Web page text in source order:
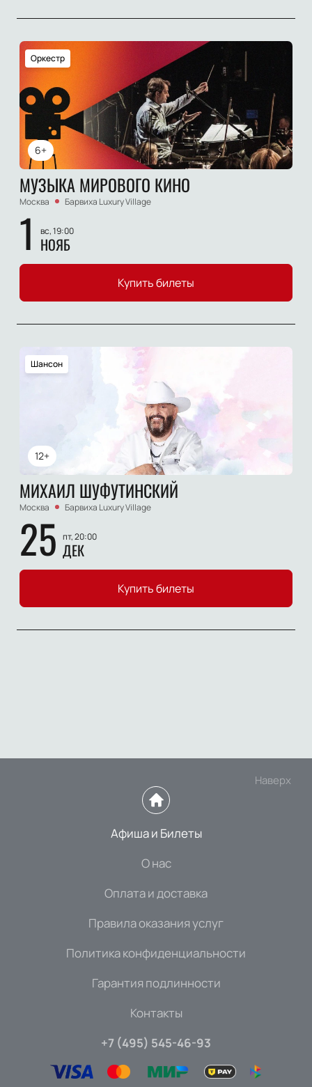
6+
Оркестр
МУЗЫКА МИРОВОГО КИНО
Москва Барвиха Luxury Village
1 вс, 19:00
НОЯБ
Купить билеты
12+
Шансон
МИХАИЛ ШУФУТИНСКИЙ
Москва Барвиха Luxury Village
25 пт, 20:00
ДЕК
Купить билеты
Наверх
Афиша и Билеты
О нас
Оплата и доставка
Правила оказания услуг
Политика конфиденциальности
Гарантия подлинности
Контакты
+7 (495) 545-46-93